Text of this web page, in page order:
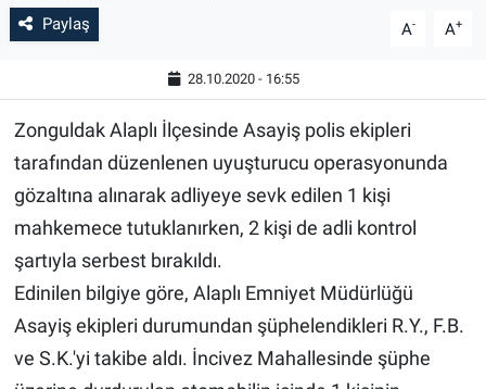
Paylaş A- A+
28.10.2020 - 16:55
Zonguldak Alaplı İlçesinde Asayiş polis ekipleri
tarafından düzenlenen uyuşturucu operasyonunda
gözaltına alınarak adliyeye sevk edilen 1 kişi
mahkemece tutuklanırken, 2 kişi de adli kontrol
şartıyla serbest bırakıldı.
Edinilen bilgiye göre, Alaplı Emniyet Müdürlüğü
Asayiş ekipleri durumundan şüphelendikleri R.Y., F.B.
ve S.K.'yi takibe aldı. İncivez Mahallesinde şüphe